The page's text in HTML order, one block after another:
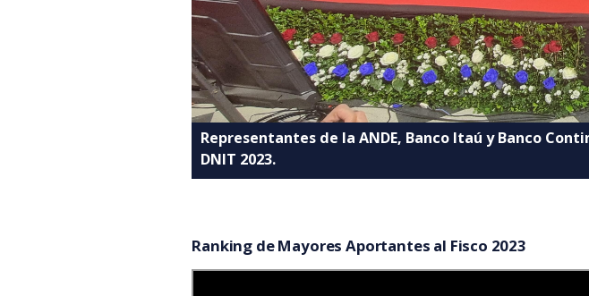
Representantes de la ANDE, Banco Itaú y Banco
DNIT 2023.
Ranking de Mayores Aportantes al Fisco 2023